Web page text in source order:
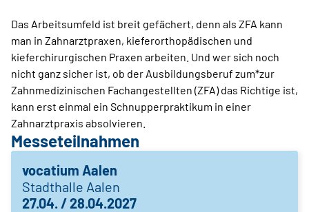
Das Arbeitsumfeld ist breit gefächert, denn als ZFA kann
man in Zahnarztpraxen, kieferorthopädischen und
kieferchirurgischen Praxen arbeiten. Und wer sich noch
nicht ganz sicher ist, ob der Ausbildungsberuf zum*zur
Zahnmedizinischen Fachangestellten (ZFA) das Richtige ist,
kann erst einmal ein Schnupperpraktikum in einer
Zahnarztpraxis absolvieren.
Messeteilnahmen
vocatium Aalen
Stadthalle Aalen
27.04. / 28.04.2027